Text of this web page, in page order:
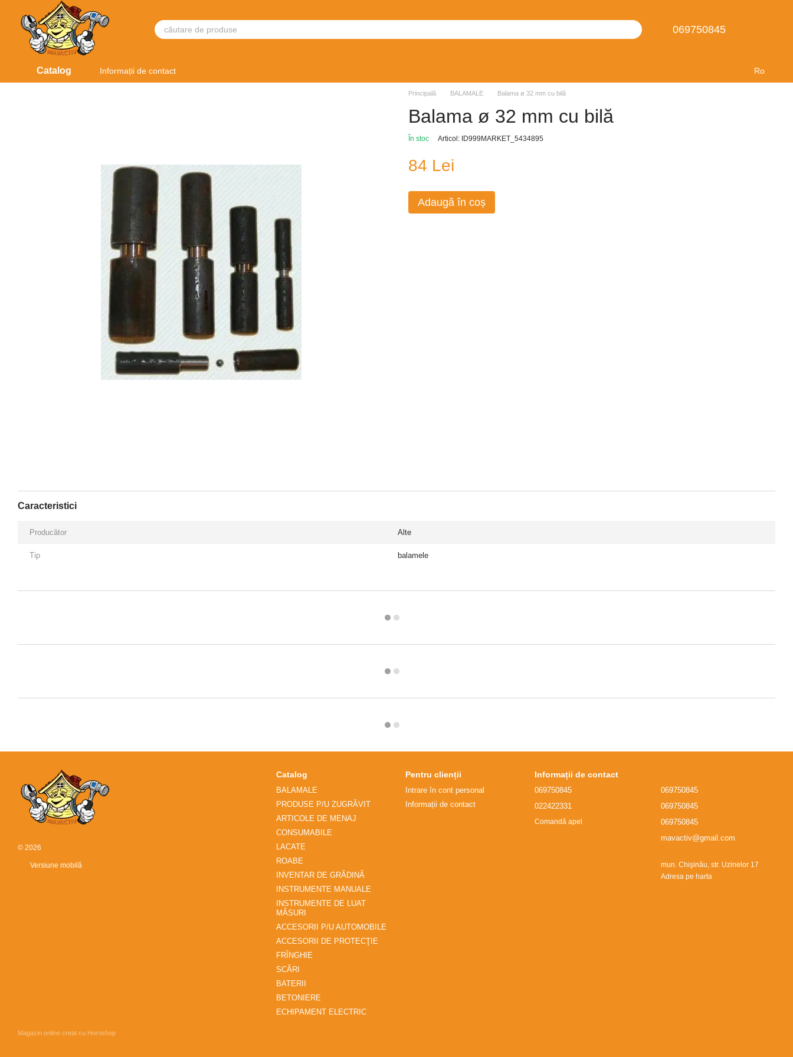
Mergi la conținutul principal
069750845
Catalog Informații de contact Ro
Principală BALAMALE Balama ø 32 mm cu bilă
Balama ø 32 mm cu bilă
În stoc Articol: ID999MARKET_5434895
84 Lei
Adaugă în coș
Caracteristici
Producător Alte
Tip balamele
© 2026
Versiune mobilă
Magazin online creat cu Horoshop
Catalog
BALAMALE
PRODUSE P/U ZUGRĂVIT
ARTICOLE DE MENAJ
CONSUMABILE
LACATE
ROABE
INVENTAR DE GRĂDINĂ
INSTRUMENTE MANUALE
INSTRUMENTE DE LUAT
MĂSURI
ACCESORII P/U AUTOMOBILE
ACCESORII DE PROTECŢIE
FRÎNGHIE
SCĂRI
BATERII
BETONIERE
ECHIPAMENT ELECTRIC
Pentru clienții
Intrare în cont personal
Informații de contact
Informații de contact
069750845
022422331
Comandă apel
069750845
069750845
069750845
mavactiv@gmail.com
mun. Chişinău, str. Uzinelor 17
Adresa pe harta